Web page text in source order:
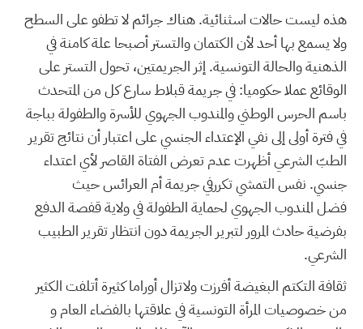
هذه ليست حالات اسثنائية. هناك جرائم لا تطفو على السطح
ولا يسمع بها أحد لأن الكتمان والتستر أصبحا علة كامنة في
الذهنية والحالة التونسية. إثر الجريمتين، تحول التستر على
الوقائع عملا حكوميا: في جريمة قبلاط سارع كل من المتحدث
باسم الحرس الوطني والمندوب الجهوي للأسرة والطفولة بباجة
في فترة أولى إلى نفي الإعتداء الجنسي على اعتبار أن نتائج تقرير
الطبّ الشرعي أظهرت عدم تعرض الفتاة القاصر لأي اعتداء
جنسي. نفس التمشي تكررفي جريمة أم العرائس حيث
فضل المندوب الجهوي لحماية الطفولة في ولاية قفصة الدفع
بفرضية حادث المرور لتبرير الجريمة دون انتظار تقرير الطبيب
الشرعي.
ثقافة التكتم البغيضة أفرزت ولاتزال أوراما كثيرة أتلفت الكثير
من خصوصيات المرأة التونسية في علاقتها بالفضاء العام و